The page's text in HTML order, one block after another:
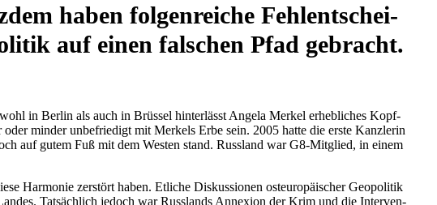
haben fol­gen­rei­che Fehl­ent­schei­
auf einen fal­schen Pfad gebracht.
in Berlin als auch in Brüssel hin­ter­lässt Angela Merkel erheb­li­ches Kopf­
minder unbe­frie­digt mit Merkels Erbe sein. 2005 hatte die erste Kanz­le­rin
auf gutem Fuß mit dem Westen stand. Russ­land war G8-Mit­glied, in einem
Har­mo­nie zer­stört haben. Etliche Dis­kus­sio­nen ost­eu­ro­päi­scher Geo­po­li­tik
Tat­säch­lich jedoch war Russ­lands Anne­xion der Krim und die Inter­ven­